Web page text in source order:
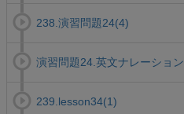
238.演習問題24(4)
演習問題24.英文ナレーション
239.lesson34(1)